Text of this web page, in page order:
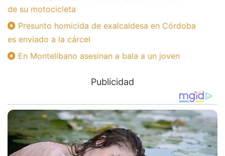
de su motocicleta
Presunto homicida de exalcaldesa en Córdoba
es enviado a la cárcel
En Montelibano asesinan a bala a un joven
Publicidad